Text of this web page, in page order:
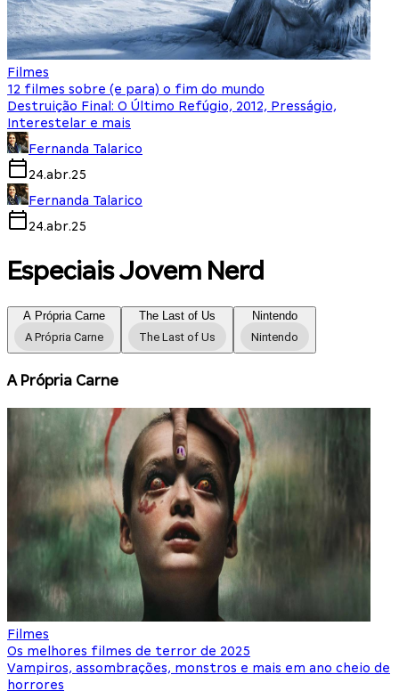
Filmes
12 filmes sobre (e para) o fim do mundo
Destruição Final: O Último Refúgio, 2012, Presságio,
Interestelar e mais
Fernanda Talarico
24.abr.25
Fernanda Talarico
24.abr.25
Especiais Jovem Nerd
A Própria Carne
A Própria Carne
The Last of Us
The Last of Us
Nintendo
Nintendo
A Própria Carne
Filmes
Os melhores filmes de terror de 2025
Vampiros, assombrações, monstros e mais em ano cheio de
horrores